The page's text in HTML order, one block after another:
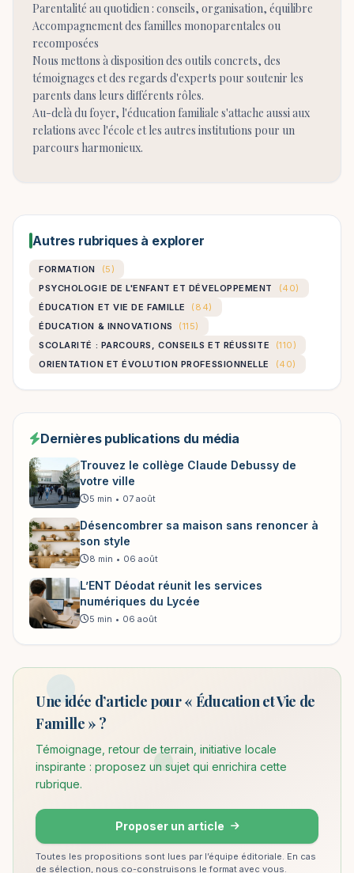
Parentalité au quotidien : conseils, organisation, équilibre
Accompagnement des familles monoparentales ou
recomposées
Nous mettons à disposition des outils concrets, des
témoignages et des regards d'experts pour soutenir les
parents dans leurs différents rôles.
Au-delà du foyer, l'éducation familiale s'attache aussi aux
relations avec l'école et les autres institutions pour un
parcours harmonieux.
Autres rubriques à explorer
FORMATION
(5)
PSYCHOLOGIE DE L'ENFANT ET DÉVELOPPEMENT
(40)
ÉDUCATION ET VIE DE FAMILLE
(84)
ÉDUCATION & INNOVATIONS
(115)
SCOLARITÉ : PARCOURS, CONSEILS ET RÉUSSITE
(110)
ORIENTATION ET ÉVOLUTION PROFESSIONNELLE
(40)
Dernières publications du média
Trouvez le collège Claude Debussy de
votre ville
5 min • 07 août
Désencombrer sa maison sans renoncer à
son style
8 min • 06 août
L’ENT Déodat réunit les services
numériques du Lycée
5 min • 06 août
Une idée d’article pour « Éducation et Vie de
Famille » ?
Témoignage, retour de terrain, initiative locale
inspirante : proposez un sujet qui enrichira cette
rubrique.
Proposer un article
Toutes les propositions sont lues par l’équipe éditoriale. En cas
de sélection, nous co-construisons le format avec vous.